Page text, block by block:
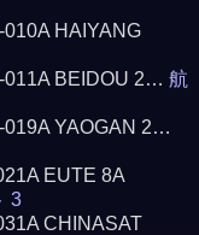
HAIYANG
011A BEIDOU 2…航
019A YAOGAN 2…
EUTE 8A
3
CHINASAT